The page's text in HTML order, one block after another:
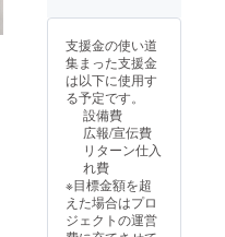
ご注文
使用部
材の供
給状
況、製
造工程
上の都
合など
出荷時
期が遅
れる場
支援金の使い道
集まった支援金
は以下に使用す
る予定です。
設備費
広報/宣伝費
リターン仕入
れ費
※目標金額を超
えた場合はプロ
ジェクトの運営